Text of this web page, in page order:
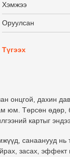
Хэмжээ
Оруулсан
Түгээх
онцгой, дахин
юм. Төрсөн
картыг
санаанууд нь
засах,